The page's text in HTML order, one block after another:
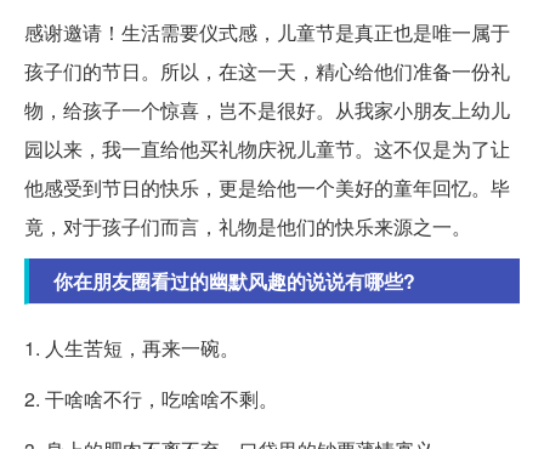
感谢邀请！生活需要仪式感，儿童节是真正也是唯一属于
孩子们的节日。所以，在这一天，精心给他们准备一份礼
物，给孩子一个惊喜，岂不是很好。从我家小朋友上幼儿
园以来，我一直给他买礼物庆祝儿童节。这不仅是为了让
他感受到节日的快乐，更是给他一个美好的童年回忆。毕
竟，对于孩子们而言，礼物是他们的快乐来源之一。
你在朋友圈看过的幽默风趣的说说有哪些?
1. 人生苦短，再来一碗。
2. 干啥啥不行，吃啥啥不剩。